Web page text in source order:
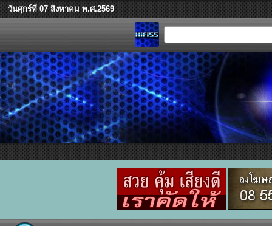
วันศุกร์ที่ 07 สิงหาคม พ.ศ.2569